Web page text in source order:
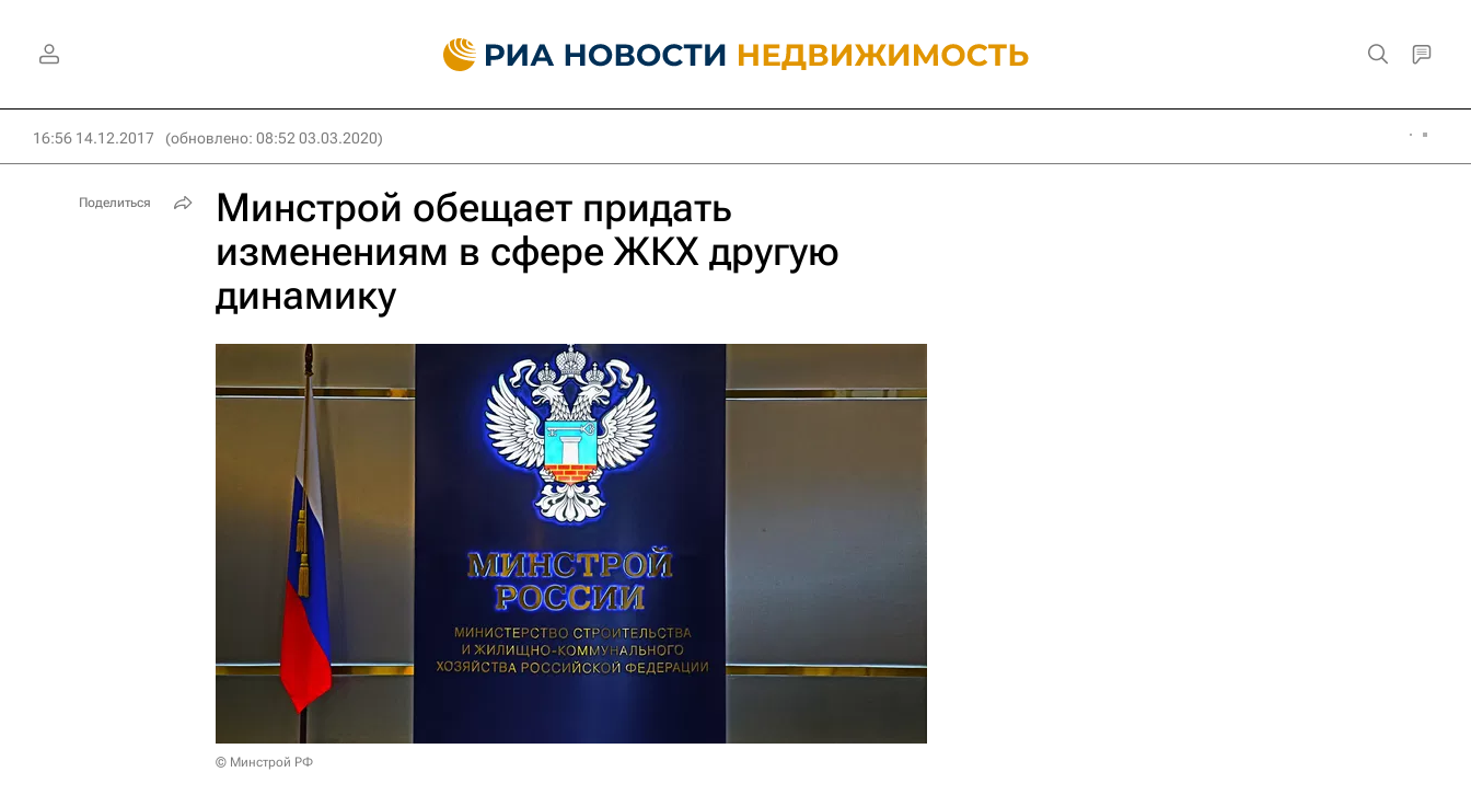
16:56 14.12.2017 (обновлено: 08:52 03.03.2020)
Минстрой обещает придать
изменениям в сфере ЖКХ другую
динамику
© Минстрой РФ
Поделиться